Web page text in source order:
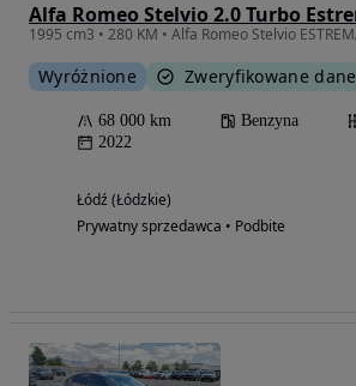
Alfa Romeo Stelvio 2.0 Turbo
Wyróżnione Zweryfikowane dane
68 000 km Benzyna
2022
Łódź (Łódzkie)
Prywatny sprzedawca • Podbite